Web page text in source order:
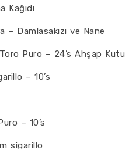
Kağıdı
Damlasakızı ve Nane
Puro – 24’s Ahşap Kutu
– 10’s
– 10’s
sigarillo